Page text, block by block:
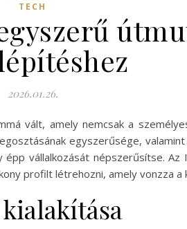
TECH
2026.01.26.
vált, amely nemcsak a
egyszerűsége,
vállalkozását népszerűsítse.
profilt létrehozni, amely vonzza